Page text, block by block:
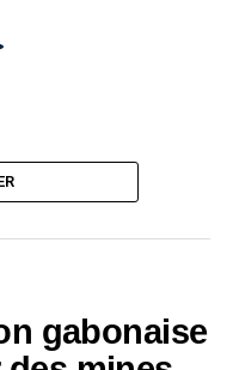
gabonaise